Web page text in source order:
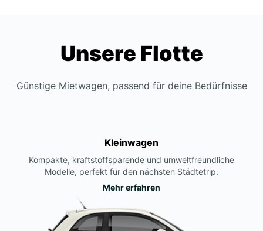
Unsere Flotte
Günstige Mietwagen, passend für deine Bedürfnisse
Kleinwagen
Kompakte, kraftstoffsparende und umweltfreundliche
Modelle, perfekt für den nächsten Städtetrip.
Mehr erfahren